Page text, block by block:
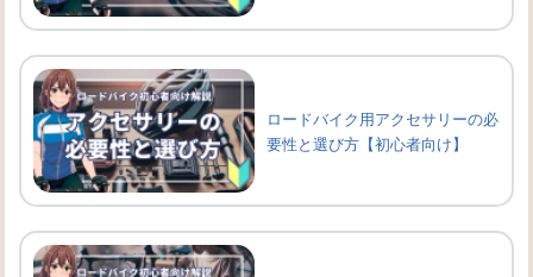
ロードバイク用アクセサリーの必
要性と選び方【初心者向け】